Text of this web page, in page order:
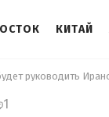
КИТАЙ
1